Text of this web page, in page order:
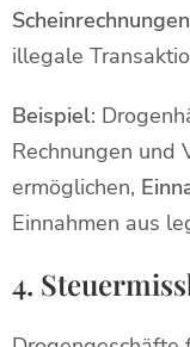
Scheinrechnungen
illegale
Beispiel:
Rechnungen und
ermöglichen,
Einnahmen aus
4.